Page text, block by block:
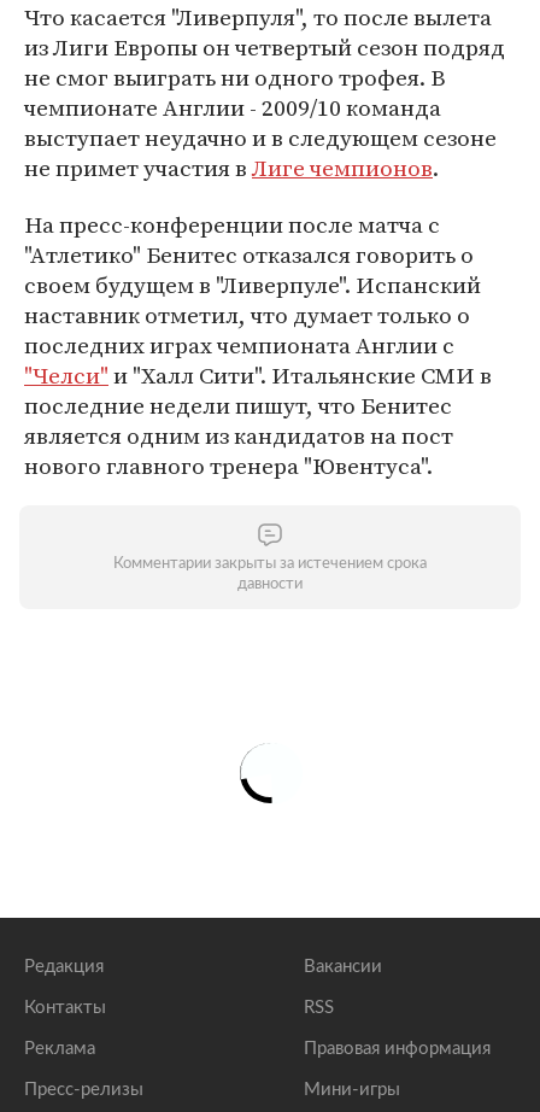
Что касается "Ливерпуля", то после вылета
из Лиги Европы он четвертый сезон подряд
не смог выиграть ни одного трофея. В
чемпионате Англии - 2009/10 команда
выступает неудачно и в следующем сезоне
не примет участия вЛиге чемпионов.
На пресс-конференции после матча с
"Атлетико" Бенитес отказался говорить о
своем будущем в "Ливерпуле". Испанский
наставник отметил, что думает только о
последних играх чемпионата Англии с
"Челси"и "Халл Сити". Итальянские СМИ в
последние недели пишут, что Бенитес
является одним из кандидатов на пост
нового главного тренера "Ювентуса".
Комментарии закрыты за истечением срока
давности
Редакция
Контакты
Реклама
Пресс-релизы
Вакансии
RSS
Правовая информация
Мини-игры